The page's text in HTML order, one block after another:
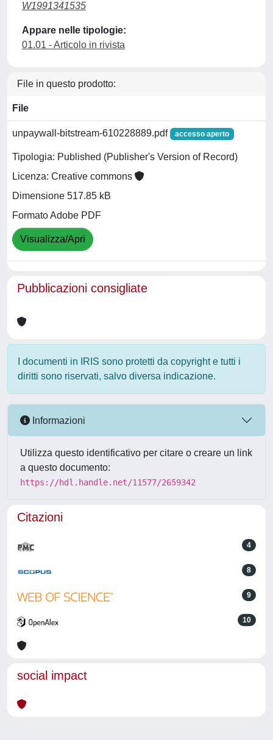
W1991341535
Appare nelle tipologie:
01.01 - Articolo in rivista
File in questo prodotto:
File
unpaywall-bitstream-610228889.pdf accesso aperto
Tipologia: Published (Publisher's Version of Record)
Licenza: Creative commons
Dimensione 517.85 kB
Formato Adobe PDF
Visualizza/Apri
Pubblicazioni consigliate
I documenti in IRIS sono protetti da copyright e tutti i
diritti sono riservati, salvo diversa indicazione.
Informazioni
Utilizza questo identificativo per citare o creare un link
a questo documento:
https://hdl.handle.net/11577/2659342
Citazioni
4
8
9
10
social impact